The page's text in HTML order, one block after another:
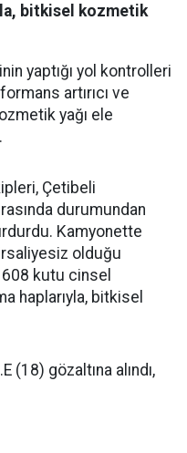
bitkisel kozmetik
yaptığı yol kontrolleri
artırıcı ve
yağı ele
Çetibeli
durumundan
Kamyonette
olduğu
kutu cinsel
haplarıyla, bitkisel
(18) gözaltına alındı,